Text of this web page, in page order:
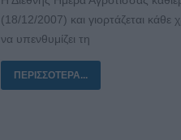
(18/12/2007) και γιορτάζεται κάθε
να υπενθυμίζει τη
ΠΕΡΙΣΣΌΤΕΡΑ...